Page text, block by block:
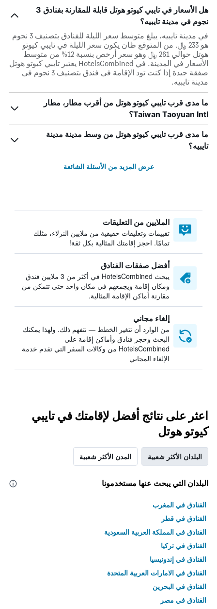
هل الأسعار في تايبي كيوتو هوتل قابلة للمقارنة بفنادق 3
نجوم في مدينة تايبيه؟
في مدينة تايبيه، يبلغ متوسط ​​سعر الليلة للفنادق بتصنيف 3 نجوم
هو 233 ﷼. من المتوقع ظان يكون سعر الليلة في تايبي كيوتو
هوتل حوالي 261 ﷼ وهو سعر أرخص بنسبة 12% من متوسط
الأسعار في المدينة. في HotelsCombined يعتبر تايبي كيوتو هوتل
صفقة جيدة إذا كنت تود الإقامة في فندق بتصنيف 3 نجوم في
مدينة تايبيه.
ما مدى قرب تايبي كيوتو هوتل من أقرب مطار، مطار
Taiwan Taoyuan Intl؟
ما مدى قرب تايبي كيوتو هوتل من وسط مدينة مدينة
تايبيه؟
عرض المزيد من الأسئلة الشائعة
الملايين من التعليقات
تقييمات وتعليقات حقيقية من ملايين النزلاء، مثلك
تمامًا. احجز إقامتك المثالية بكل ثقة!
أفضل صفقات الفنادق
يبحث HotelsCombined في أكثر من 3 ملايين فندق
ومكان إقامة ويجمعهم في مكان واحد حتى تتمكن من
مقارنة أماكن الإقامة المثالية.
إلغاء مجاني
من الوارد أن تتغير الخطط — نتفهم ذلك. ولهذا يمكنك
البحث وحجز فنادق وأماكن إقامة على
HotelsCombined من وكالات السفر التي تقدم خدمة
الإلغاء المجاني
اعثر على نتائج أفضل لإقامتك في تايبي
كيوتو هوتل
البلدان الأكثر شعبية المدن الأكثر شعبية
البلدان التي يبحث عنها مستخدمونا
الفنادق في المغرب
الفنادق في قطر
الفنادق في المملكة العربية السعودية
الفنادق في تركيا
الفنادق في إندونيسيا
الفنادق في الامارات العربية المتحدة
الفنادق في البحرين
الفنادق في مصر